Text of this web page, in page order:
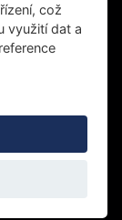
což
využití dat a